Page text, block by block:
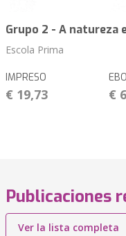
Grupo 2 - A natureza
Escola Prima
IMPRESO
€ 19,73 €
Publicaciones
Ver la lista completa